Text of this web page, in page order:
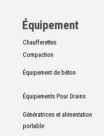
Équipement
Chaufferettes
Compaction
Équipement de béton
Équipements Pour Drains
Génératrices et alimentation
portable